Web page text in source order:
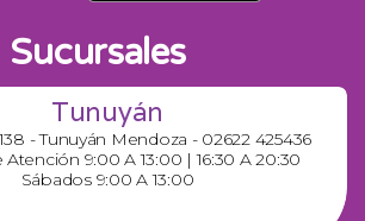
Sucursales
Tunuyán
- Tunuyán Mendoza - 02622 425436
9:00 A 13:00 | 16:30 A 20:30
Sábados 9:00 A 13:00